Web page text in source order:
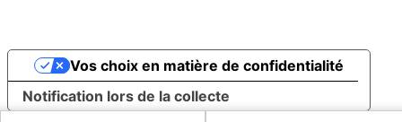
Notification lors de la collecte
Vos choix en matière de confidentialité